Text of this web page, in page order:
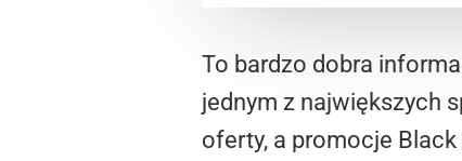
To bardzo dobra
jednym z największych
oferty, a promocje